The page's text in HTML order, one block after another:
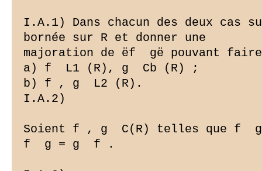
I.A.1) Dans chacun des deux
bornée sur R et donner une
majoration de ëf  gë pouvant
a) f  L1 (R), g  Cb (R) ;
b) f , g  L2 (R).
I.A.2)
Soient f , g  C(R) telles que f
f  g = g  f .